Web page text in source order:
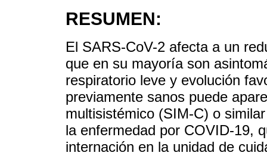
RESUMEN:
El SARS-CoV-2 afecta a un
que en su mayoría son
respiratorio leve y evolución
previamente sanos puede
multisistémico (SIM-C) o
la enfermedad por COVID-19,
internación en la unidad de